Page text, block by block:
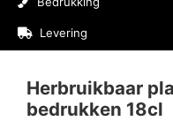
Levering
Herbruikbaar
bedrukken 18cl